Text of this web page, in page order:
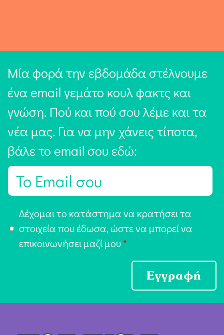
Μία φορά την εβδομάδα στέλνουμε
ένα email γεμάτο κουλ φακτς και
γνώση. Πού και πού σου λέμε και τα
νέα μας. Για να μην χάνεις τίποτα,
βάλε το email σου εδώ:
E
π
ή
Δέχομαι το κατάστημα να κρατήσει τα
στοιχεία που έδωσα, ώστε να μπορεί να
επικοινωνήσει μαζί μου *
Εγγραφή